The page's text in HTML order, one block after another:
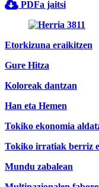
PDFa jaitsi
Etorkizuna eraikitzen
Gure Hitza
Koloreak dantzan
Han eta Hemen
Tokiko ekonomia
Tokiko irratiak berriz
Mundu zabalean